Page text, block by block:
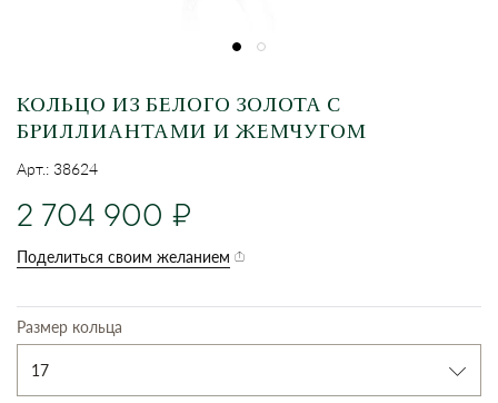
КОЛЬЦО ИЗ БЕЛОГО ЗОЛОТА С
БРИЛЛИАНТАМИ И ЖЕМЧУГОМ
Арт.: 38624
2 704 900
Поделиться своим желанием
Размер кольца
17